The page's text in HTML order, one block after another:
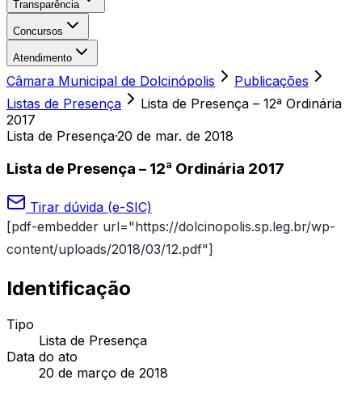
Transparência
Concursos
Atendimento
Câmara Municipal de Dolcinópolis
Publicações
Listas de Presença
Lista de Presença – 12ª Ordinária
2017
Lista de Presença·20 de mar. de 2018
Lista de Presença – 12ª Ordinária 2017
Tirar dúvida (e-SIC)
[pdf-embedder url="https://dolcinopolis.sp.leg.br/wp-
content/uploads/2018/03/12.pdf"]
Identificação
Tipo
Lista de Presença
Data do ato
20 de março de 2018